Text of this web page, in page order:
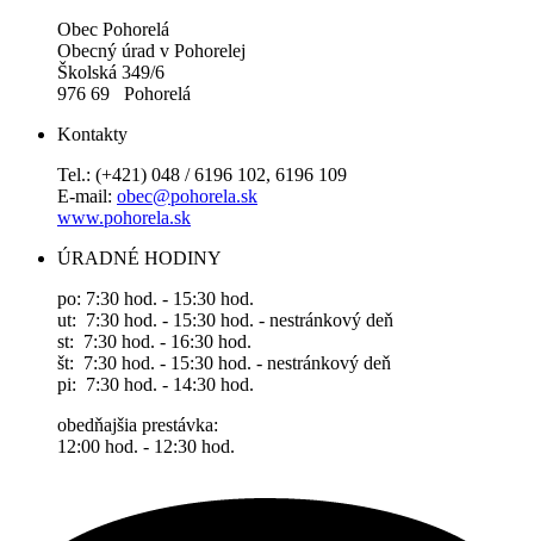
Obec Pohorelá
Obecný úrad v Pohorelej
Školská 349/6
976 69 Pohorelá
Kontakty
Tel.: (+421) 048 / 6196 102, 6196 109
E-mail: obec@pohorela.sk
www.pohorela.sk
ÚRADNÉ HODINY
po: 7:30 hod. - 15:30 hod.
ut: 7:30 hod. - 15:30 hod. - nestránkový deň
st: 7:30 hod. - 16:30 hod.
št: 7:30 hod. - 15:30 hod. - nestránkový deň
pi: 7:30 hod. - 14:30 hod.
obedňajšia prestávka:
12:00 hod. - 12:30 hod.